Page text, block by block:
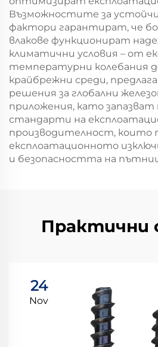
Възможностите за
фактори гарантират, че
влакове функционират
климатични условия – от
температурни колебания
крайбрежни среди,
решения за глобални
приложения, като запазват
стандарти на
производителност, които
експлоатационното
и безопасността на
Практични
24
Nov